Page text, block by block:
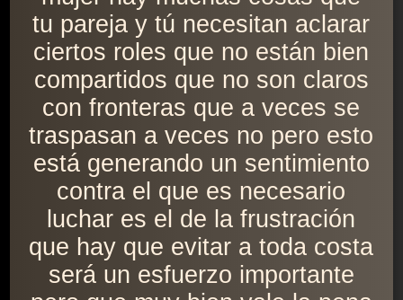
tu pareja y tú necesitan aclarar
ciertos roles que no están bien
compartidos que no son claros
con fronteras que a veces se
traspasan a veces no pero esto
está generando un sentimiento
contra el que es necesario
luchar es el de la frustración
que hay que evitar a toda costa
será un esfuerzo importante